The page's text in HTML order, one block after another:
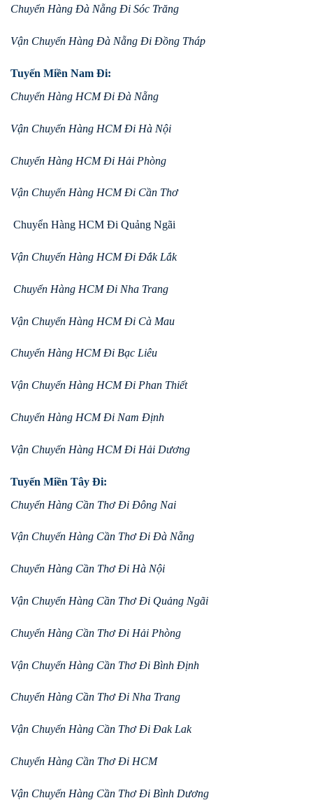
Chuyển Hàng Đà Nẵng Đi Sóc Trăng
Vận Chuyển Hàng Đà Nẵng Đi Đồng Tháp
Tuyến Miền Nam Đi:
Chuyển Hàng HCM Đi Đà Nẵng
Vận Chuyển Hàng HCM Đi Hà Nội
Chuyển Hàng HCM Đi Hải Phòng
Vận Chuyển Hàng HCM Đi Cần Thơ
Chuyển Hàng HCM Đi Quảng Ngãi
Vận Chuyển Hàng HCM Đi Đắk Lắk
Chuyển Hàng HCM Đi Nha Trang
Vận Chuyển Hàng HCM Đi Cà Mau
Chuyển Hàng HCM Đi Bạc Liêu
Vận Chuyển Hàng HCM Đi Phan Thiết
Chuyển Hàng HCM Đi Nam Định
Vận Chuyển Hàng HCM Đi Hải Dương
Tuyến Miền Tây Đi:
Chuyển Hàng Cần Thơ Đi Đông Nai
Vận Chuyển Hàng Cần Thơ Đi Đà Nẵng
Chuyển Hàng Cần Thơ Đi Hà Nội
Vận Chuyển Hàng Cần Thơ Đi Quảng Ngãi
Chuyển Hàng Cần Thơ Đi Hải Phòng
Vận Chuyển Hàng Cần Thơ Đi Bình Định
Chuyển Hàng Cần Thơ Đi Nha Trang
Vận Chuyển Hàng Cần Thơ Đi Đak Lak
Chuyển Hàng Cần Thơ Đi HCM
Vận Chuyển Hàng Cần Thơ Đi Bình Dương